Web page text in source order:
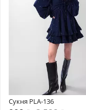
Сукня PLA-136